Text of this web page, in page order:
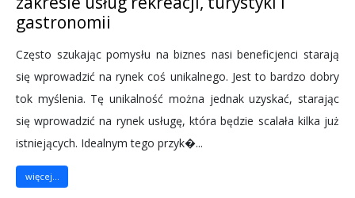
gastronomii
Często szukając pomysłu na biznes nasi beneficjenci starają
się wprowadzić na rynek coś unikalnego. Jest to bardzo dobry
tok myślenia. Tę unikalność można jednak uzyskać, starając
się wprowadzić na rynek usługę, która będzie scalała kilka już
istniejących. Idealnym tego przyk�...
więcej...